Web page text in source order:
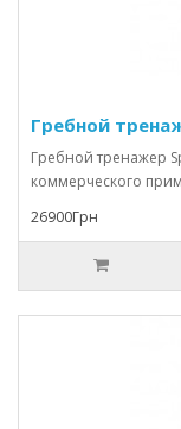
Гребной
Гребной тренажер
коммерческого
26900Грн